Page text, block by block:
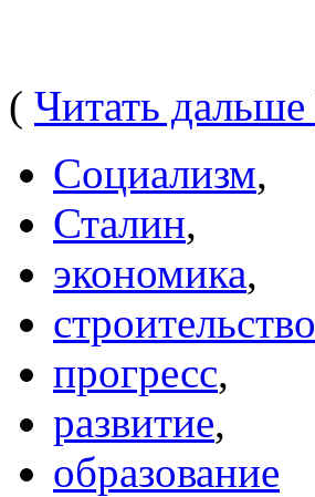
( Читать дальше
Социализм,
Сталин,
экономика,
строительство
прогресс,
развитие,
образование